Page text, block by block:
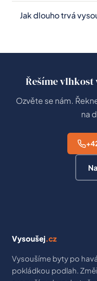
Jak dlouho trvá
Řešíme vlhkost
Ozvěte se nám.
na
Vysoušej.cz
Vysoušíme byty po
pokládkou podlah.